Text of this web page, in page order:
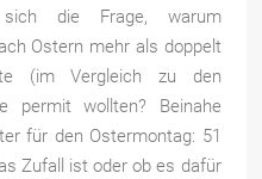
die Frage, warum
Ostern mehr als doppelt
(im Vergleich zu den
permit wollten? Beinahe
für den Ostermontag: 51
Zufall ist oder ob es dafür